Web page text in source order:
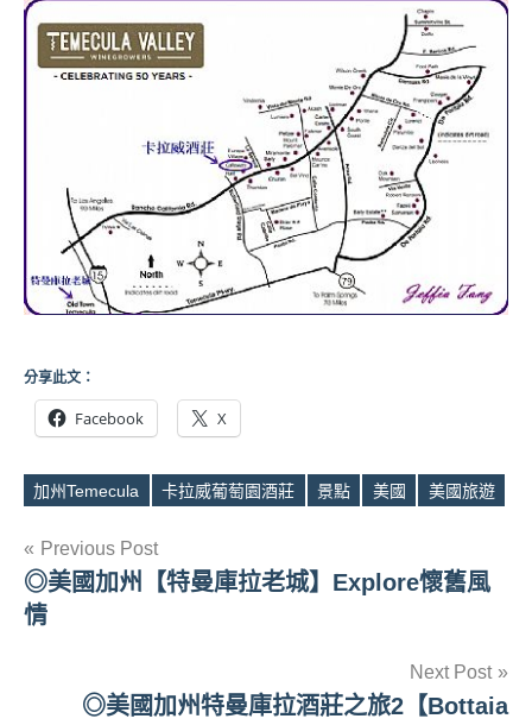
分享此文：
Facebook X
Tags
加州Temecula 卡拉威葡萄園酒莊 景點 美國 美國旅遊
文
章
Previous Post
◎美國加州【特曼庫拉老城】Explore懷舊風
情
Next Post
◎美國加州特曼庫拉酒莊之旅2【Bottaia